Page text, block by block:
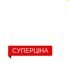
СУПЕРЦІНА